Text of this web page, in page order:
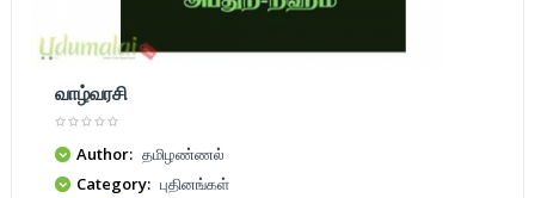
வாழ்வரசி
Author: தமிழண்ணல்
Category: புதினங்கள்